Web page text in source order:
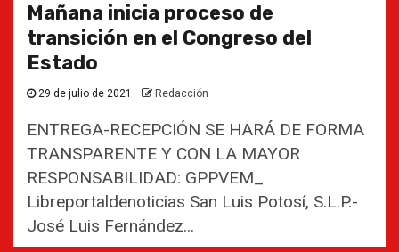
Mañana inicia proceso de
transición en el Congreso del
Estado
29 de julio de 2021 Redacción
ENTREGA-RECEPCIÓN SE HARÁ DE FORMA
TRANSPARENTE Y CON LA MAYOR
RESPONSABILIDAD: GPPVEM_
Libreportaldenoticias San Luis Potosí, S.L.P.-
José Luis Fernández...